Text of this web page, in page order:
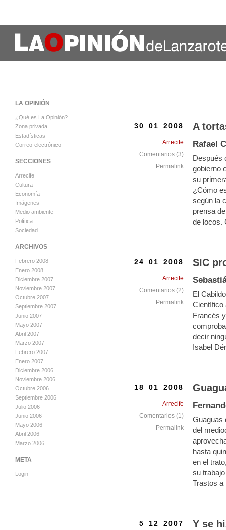
A
Rafael
Después
gobierno
su
¿Cómo
según la
prensa
de locos.
30 01 2008
Arrecife
Comentarios (3)
Permalink
SIC
El
Científico
Francés
decir
Isabel
24 01 2008
Arrecife
Comentarios (2)
Permalink
Guaguas
del
hasta
en el
su
Trastos a
18 01 2008
Arrecife
Comentarios (1)
Permalink
Y se
5 12 2007
LA OPINIÓN
¿Qué es La Opinión?
Zona privada
Estadísticas
Correo-electrónico
SECCIONES
Arrecife
Cultura
Economía
Imágenes
Medio ambiente
Política
Sociedad
ARCHIVOS
Febrero 2008
Enero 2008
Diciembre 2007
Noviembre 2007
Octubre 2007
Septiembre 2007
Junio 2007
Mayo 2007
Abril 2007
Marzo 2007
Febrero 2007
Enero 2007
Diciembre 2006
Noviembre 2006
Octubre 2006
Septiembre 2006
Julio 2006
Junio 2006
Mayo 2006
Abril 2006
Marzo 2006
META
Login